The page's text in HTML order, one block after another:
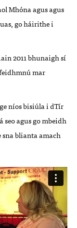
Mhóna agus agus
go háirithe i
2011 bhunaigh sí
mar
níos bisiúla i dTír
agus go mbeidh
blianta amach